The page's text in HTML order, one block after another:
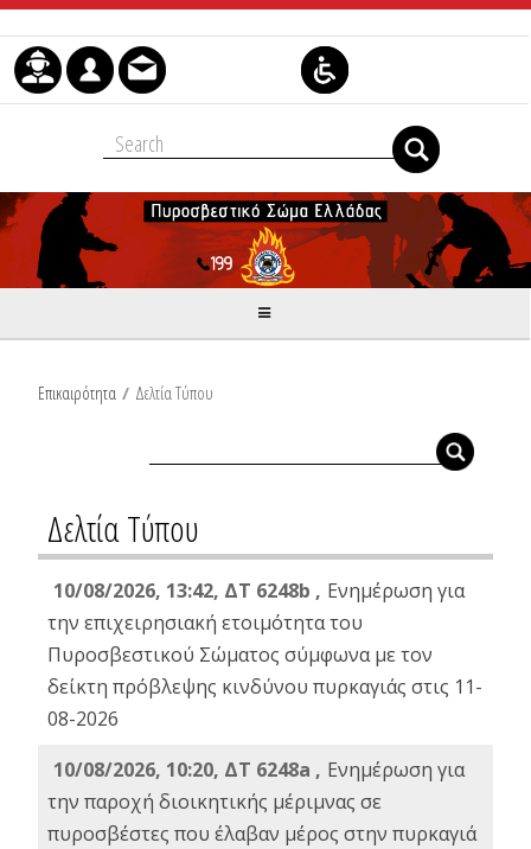
Μετάβαση στο περιεχόμενο
Επικαιρότητα / Δελτία Τύπου
Δελτία Τύπου
10/08/2026, 13:42, ΔΤ 6248b , Ενημέρωση για
την επιχειρησιακή ετοιμότητα του
Πυροσβεστικού Σώματος σύμφωνα με τον
δείκτη πρόβλεψης κινδύνου πυρκαγιάς στις 11-
08-2026
10/08/2026, 10:20, ΔΤ 6248a , Ενημέρωση για
την παροχή διοικητικής μέριμνας σε
πυροσβέστες που έλαβαν μέρος στην πυρκαγιά